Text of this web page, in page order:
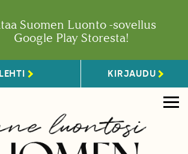
Suomen Luonto -sovellus
Google Play Storesta!
KIRJAUDU